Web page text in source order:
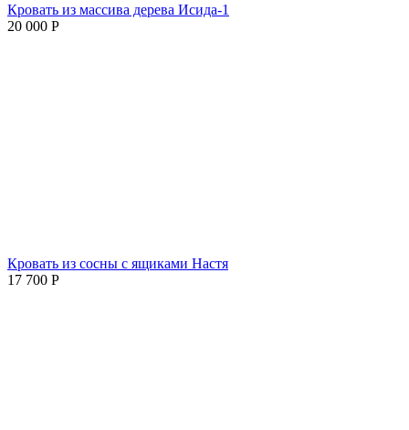
Кровать из массива дерева Исида-1
20 000 Р
Кровать из сосны с ящиками Настя
17 700 Р